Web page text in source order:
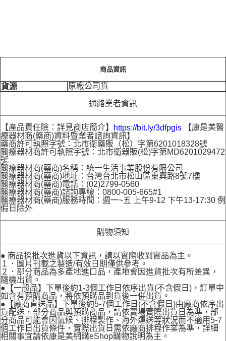
商品資訊
貨源 原廠公司貨
通路業者資訊
【產品責任險：詳見商店簡介】 https://bit.ly/3dfpgis 【康是美醫
療器材商(藥商)資料暨業者諮詢資訊】
藥商許可執照字號：北市衛藥販（松）字第6201018328號
醫療器材商許可執照字號：北市衛器販(松)字第MD6201029472
號
醫療器材商(藥商)名稱：統一生活事業股份有限公司
醫療器材商(藥商)地址：台灣台北市松山區東興路8號7樓
醫療器材商(藥商)電話：(02)2799-0560
醫療器材商(藥商)諮詢專線：0800-005-665#1
醫療器材商(藥商)服務時間：週一~五 上午9-12 下午13-17:30 例
假日除外
購物須知
● 商品採批次進貨以下資訊，請以實際收到實品為主。
１．圖片刊載之製造/有效日期僅供參考。
２．部分商品為多產地進口品，產地會因進貨批次有所差異，
隨機出貨。
●【一般品】下單後約1-3個工作日依序出貨(不含假日)，訂單中
如含有預購商品，將依預購品到貨後一併出貨。
●【廠商直送品】下單後約5-7個工作日(不含假日)由廠商依序出
貨配送，部分商品與預購商品，請依賣場實際出貨日為準，部
分商品可能會因氣候、排程製作、海外運送等狀況而不適用5-7
個工作日出貨條件，實際出貨日需依廠商排程作業為準，詳細
相關事宜請依康是美網購eShop購物說明為主。